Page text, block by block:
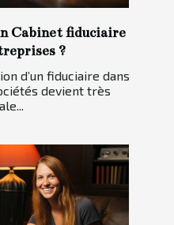
Cabinet fiduciaire
?
d’un fiduciaire dans
devient très